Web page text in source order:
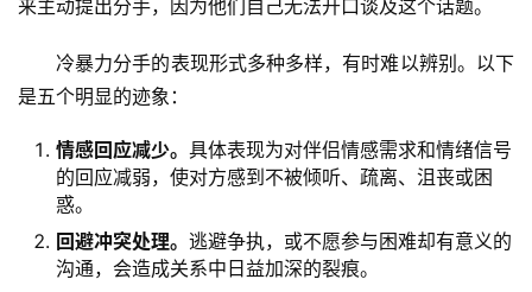
来主动提出分手，因为他们自己无法开口谈及这个话题。
冷暴力分手的表现形式多种多样，有时难以辨别。以下
是五个明显的迹象：
情感回应减少。 具体表现为对伴侣情感需求和情绪信号
的回应减弱，使对方感到不被倾听、疏离、沮丧或困
惑。
回避冲突处理。 逃避争执，或不愿参与困难却有意义的
沟通，会造成关系中日益加深的裂痕。